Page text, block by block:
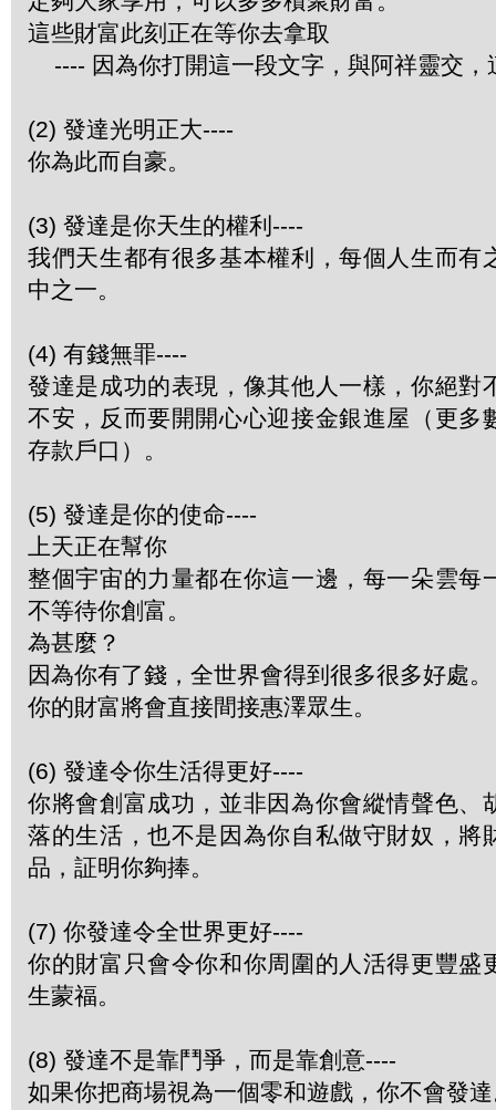
這些財富此刻正在等你去拿取
---- 因為你打開這一段文字，與阿祥靈交，
(2) 發達光明正大----
你為此而自豪。
(3) 發達是你天生的權利----
我們天生都有很多基本權利，每個人生而有
中之一。
(4) 有錢無罪----
發達是成功的表現，像其他人一樣，你絕對
不安，反而要開開心心迎接金銀進屋（更多
存款戶口）。
(5) 發達是你的使命----
上天正在幫你
整個宇宙的力量都在你這一邊，每一朵雲每
不等待你創富。
為甚麼？
因為你有了錢，全世界會得到很多很多好處。
你的財富將會直接間接惠澤眾生。
(6) 發達令你生活得更好----
你將會創富成功，並非因為你會縱情聲色、
落的生活，也不是因為你自私做守財奴，將
品，証明你夠捧。
(7) 你發達令全世界更好----
你的財富只會令你和你周圍的人活得更豐盛
生蒙福。
(8) 發達不是靠鬥爭，而是靠創意----
如果你把商場視為一個零和遊戲，你不會發